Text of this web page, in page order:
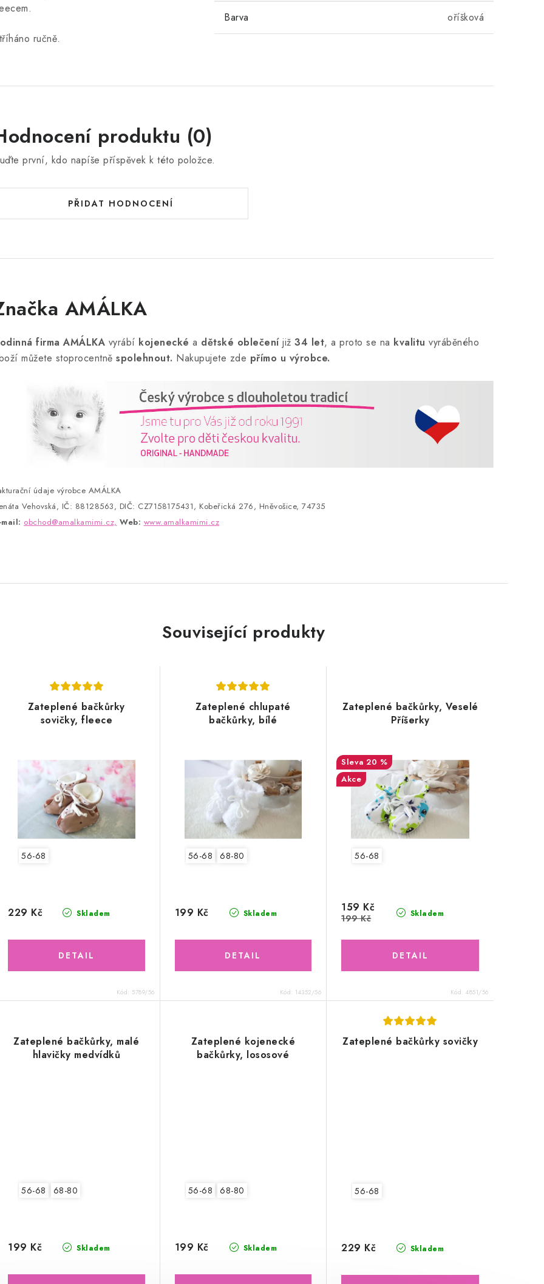
ručně.
Barva oříšková
produktu (0)
první, kdo napíše příspěvek k této položce.
PŘIDAT HODNOCENÍ
AMÁLKA
firma AMÁLKA vyrábí kojenecké a dětské oblečeníjiž 34 let, a proto se na kvalitu vyráběného
můžete stoprocentně spolehnout. Nakupujete zde přímo u výrobce.
údaje výrobce AMÁLKA
Vehovská, IČ: 88128563, DIČ: CZ7158175431, Kobeřická 276, Hněvošice, 74735
obchod@amalkamimi.cz, Web: www.amalkamimi.cz
Související produkty
Zateplené bačkůrky
sovičky, fleece
56-68
Skladem
229 Kč
Kód:5789/56
Zateplené chlupaté
bačkůrky, bílé
56-68 68-80
Skladem
199 Kč
Kód: 14352/56
Zateplené bačkůrky, Veselé
Příšerky
20 %
Akce
56-68
Skladem
159 Kč
199 Kč
Kód:4851/56
Zateplené bačkůrky, malé
hlavičky medvídků
56-68 68-80
Skladem
199 Kč
Zateplené kojenecké
bačkůrky, lososové
56-68 68-80
Skladem
199 Kč
Zateplené bačkůrky sovičky
56-68
Skladem
229 Kč